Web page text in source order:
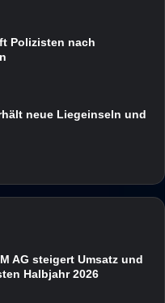
Polizisten nach
neue Liegeinseln und
AG steigert Umsatz und
Halbjahr 2026